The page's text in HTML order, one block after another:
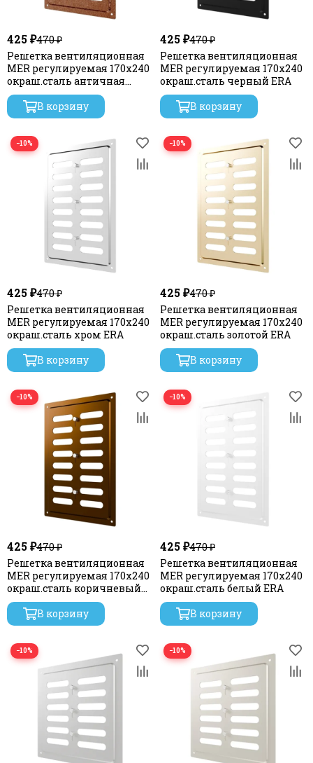
425 ₽470 ₽
Решетка вентиляционная
MER регулируемая 170х240
окраш.сталь античная
медь ERA
В корзину
425 ₽470 ₽
Решетка вентиляционная
MER регулируемая 170х240
окраш.сталь черный ERA
В корзину
−10%
425 ₽470 ₽
Решетка вентиляционная
MER регулируемая 170х240
окраш.сталь хром ERA
В корзину
−10%
425 ₽470 ₽
Решетка вентиляционная
MER регулируемая 170х240
окраш.сталь золотой ERA
В корзину
−10%
425 ₽470 ₽
Решетка вентиляционная
MER регулируемая 170х240
окраш.сталь коричневый
металлик ERA
В корзину
−10%
425 ₽470 ₽
Решетка вентиляционная
MER регулируемая 170х240
окраш.сталь белый ERA
В корзину
−10% −10%